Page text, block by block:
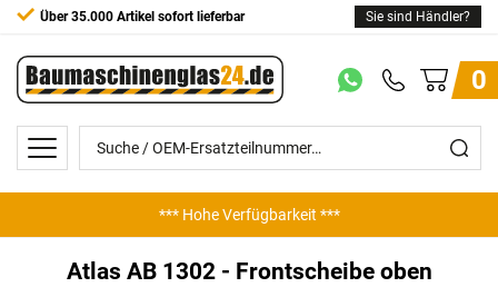
Über 35.000 Artikel sofort lieferbar Sie sind Händler?
0
*** Hohe Verfügbarkeit ***
*** Günstige Preise ***
Atlas AB 1302 - Frontscheibe oben